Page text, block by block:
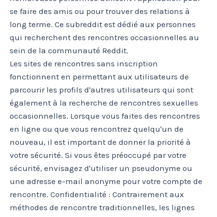
se faire des amis ou pour trouver des relations à
long terme. Ce subreddit est dédié aux personnes
qui recherchent des rencontres occasionnelles au
sein de la communauté Reddit.
Les sites de rencontres sans inscription
fonctionnent en permettant aux utilisateurs de
parcourir les profils d'autres utilisateurs qui sont
également à la recherche de rencontres sexuelles
occasionnelles. Lorsque vous faites des rencontres
en ligne ou que vous rencontrez quelqu'un de
nouveau, il est important de donner la priorité à
votre sécurité. Si vous êtes préoccupé par votre
sécurité, envisagez d'utiliser un pseudonyme ou
une adresse e-mail anonyme pour votre compte de
rencontre. Confidentialité : Contrairement aux
méthodes de rencontre traditionnelles, les lignes